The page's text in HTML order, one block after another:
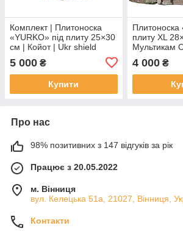
Комплект | Плитоноска
«YURKO» під плиту 25×30
см | Койот | Ukr shield
5 000 ₴
Купити
Плитоноска
плиту XL
Мультикам
4 000₴
Про нас
98% позитивних з 147 відгуків за рік
Працює з 20.05.2022
м. Вінниця
вул. Келецька 51а, 21027, Вінниця,
Контакти